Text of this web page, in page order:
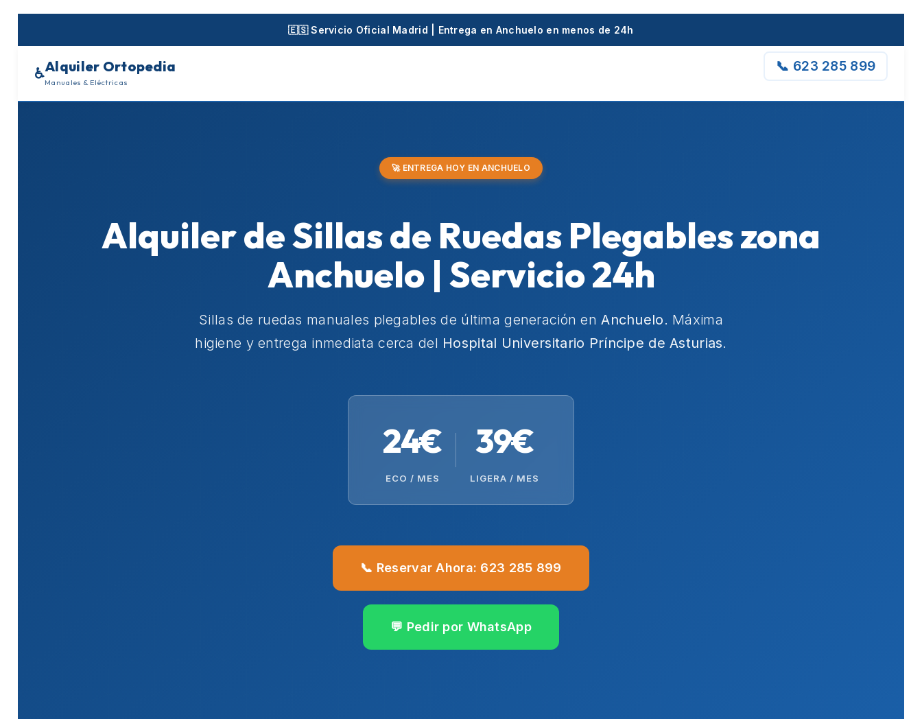
Skip
🇪🇸 Servicio Oficial Madrid | Entrega en Anchuelo en menos de 24h
♿Alquiler Ortopedia
Manuales & Eléctricas
📞 623 285 899
🚀 ENTREGA HOY EN ANCHUELO
Alquiler de Sillas de Ruedas Plegables zona
Anchuelo | Servicio 24h
Sillas de ruedas manuales plegables de última generación enAnchuelo. Máxima
higiene y entrega inmediata cerca del Hospital Universitario Príncipe de Asturias.
24€
ECO / MES
39€
LIGERA / MES
📞 Reservar Ahora: 623 285 899
💬 Pedir por WhatsApp